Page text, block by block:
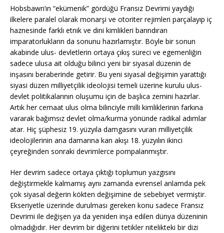
Hobsbawn’ın “ekümenik” gördüğü Fransız Devrimi yaydığı
ilkelere paralel olarak monarşi ve otoriter rejimleri parçalayıp iç
haznesinde farklı etnik ve dini kimlikleri barındıran
imparatorlukların da sonunu hazırlamıştır. Böyle bir sonun
akabinde ulus- devletlerin ortaya çıkış süreci ve egemenliğin
sadece ulusa ait olduğu bilinci yeni bir siyasal düzenin de
inşasını beraberinde getirir. Bu yeni siyasal değişimin yarattığı
siyasi düzen milliyetçilik ideolojisi temeli üzerine kurulu ulus-
devlet politikalarının oluşumu için de başlıca zemini hazırlar.
Artık her cemaat ulus olma bilinciyle milli kimliklerinin farkına
vararak bağımsız devlet olma/kurma yönünde radikal adımlar
atar. Hiç şüphesiz 19. yüzyıla damgasını vuran milliyetçilik
ideolojilerinin ana damarına kan akışı 18. yüzyılın ikinci
çeyreğinden sonraki devrimlerce pompalanmıştır.
Her devrim sadece ortaya çıktığı toplumun yazgısını
değiştirmekle kalmamış aynı zamanda evrensel anlamda pek
çok siyasal değerin kökten değişimine de sebebiyet vermiştir.
Ekseriyetle üzerinde durulması gereken konu sadece Fransız
Devrimi ile değişen ya da yeniden inşa edilen dünya düzeninin
olmadığıdır. Her devrim bir diğerini tetikler nitelikteki bir dizi